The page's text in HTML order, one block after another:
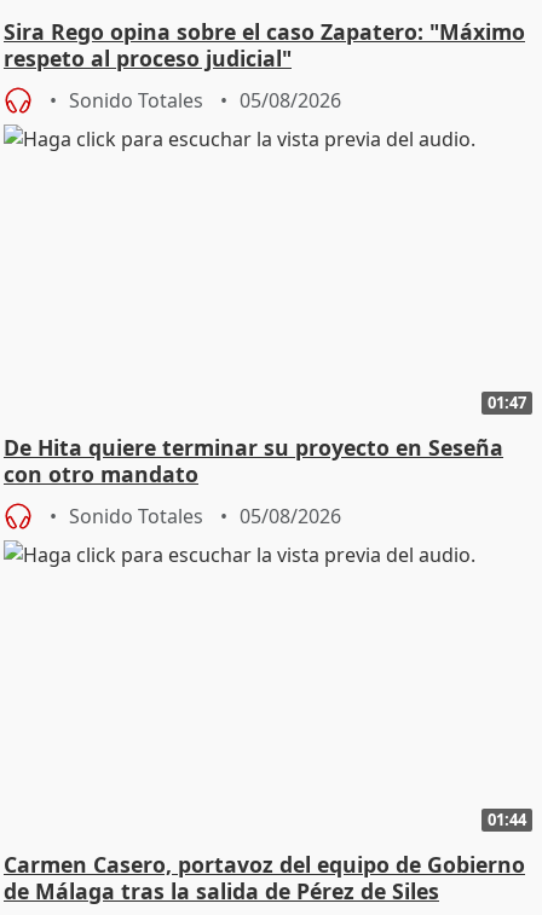
Sira Rego opina sobre el caso Zapatero: "Máximo
respeto al proceso judicial"
Sonido Totales 05/08/2026
01:47
De Hita quiere terminar su proyecto en Seseña
con otro mandato
Sonido Totales 05/08/2026
01:44
Carmen Casero, portavoz del equipo de Gobierno
de Málaga tras la salida de Pérez de Siles